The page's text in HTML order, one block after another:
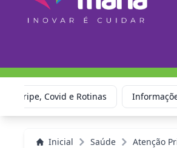
Gripe, Covid e Rotinas
Inicial Saúde Atenção